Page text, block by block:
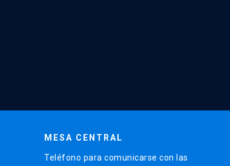
MESA CENTRAL
Teléfono para comunicarse con las